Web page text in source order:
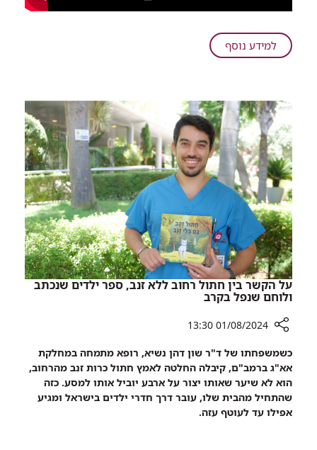
למידע נוסףעל
מכל
4.5
גייס
את
ילדי
הגן
למען
המחלקה
שבה
טופל
ברמב"ם
על הקשר בין חתול רחוב ללא זנב, ספר ילדים שנכתב
ולוחם שנפל בקרב
שיתוף
הקשר
חתול
01/08/2024 13:30
כשמשפחתו של ד"ר שון דהן נשיא, רופא מתמחה במחלקת
אא"ג ברמב"ם, קיבלה החלטה לאמץ חתול כרות זנב מהרחוב,
הוא לא שיער שאותו יצור על ארבע יוביל אותו למסע. כזה
שהתחיל מהבית שלו, עובר דרך חדרי ילדים בישראל ומגיע
אפילו עד לעוטף עזה.